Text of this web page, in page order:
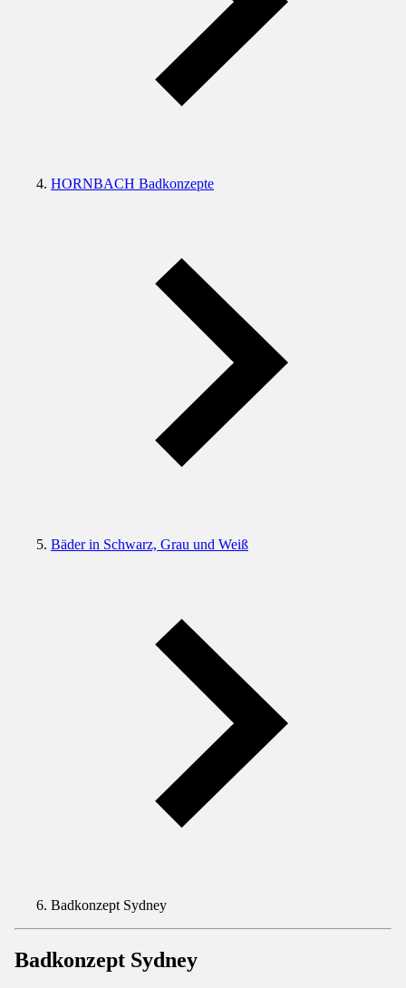
HORNBACH Badkonzepte
Bäder in Schwarz, Grau und Weiß
Badkonzept Sydney
Badkonzept Sydney